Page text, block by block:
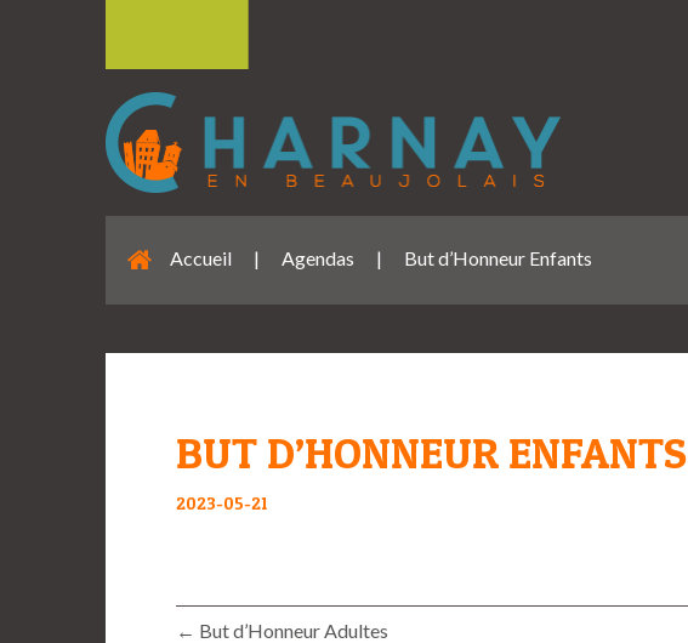
Accueil | Agendas | But d’Honneur Enfants
BUT D’HONNEUR ENFANTS
2023-05-21
← But d’Honneur Adultes